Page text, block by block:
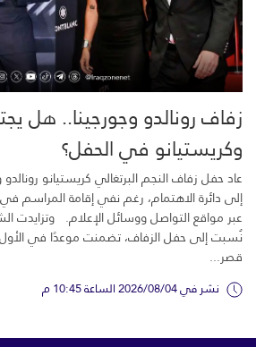
زفاف رونالدو وجورجينا.. هل
وكريستيانو في الحفل؟
عاد حفل زفاف النجم البرتغالي كريستيانو
إلى دائرة الاهتمام، رغم نفي إقامة المراسم
عبر مواقع التواصل ووسائل الإعلام. وتزايدت
نُسبت إلى حفل الزفاف، تضمنت موعدًا في
قصر...
نشر في 2026/08/04 الساعة 10:45 م